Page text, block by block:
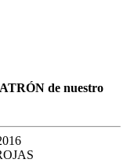
de nuestro